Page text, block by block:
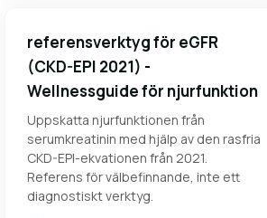
referensverktyg för eGFR
(CKD-EPI 2021) -
Wellnessguide för njurfunktion
Uppskatta njurfunktionen från
serumkreatinin med hjälp av den rasfria
CKD-EPI-ekvationen från 2021.
Referens för välbefinnande, inte ett
diagnostiskt verktyg.